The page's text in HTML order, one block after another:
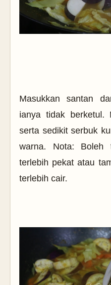
Masukkan santan
ianya tidak berketul.
serta sedikit serbuk
warna. Nota: Boleh
terlebih pekat atau
terlebih cair.